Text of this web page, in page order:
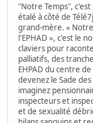
"Notre Temps",
étalé à côté de
grand-mère. «
l'EPHAD », c'est le
claviers pour
palliatifs, des
EHPAD du centre
devenez le Sade
imaginez
inspecteurs et
et de sexualité